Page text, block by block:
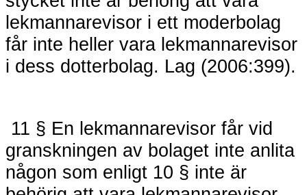
lekmannarevisor i ett moderbolag
får inte heller vara lekmannarevisor
i dess dotterbolag. Lag (2006:399).
11 § En lekmannarevisor får vid
granskningen av bolaget inte anlita
någon som enligt 10 § inte är